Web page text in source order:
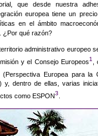
que desde nuestra
europea tiene un
en el ámbito
¿Por qué razón?
administrativo europeo
y el Consejo Europeos1
(Perspectiva Europea para la
y, dentro de ellas, varias
como ESPON3